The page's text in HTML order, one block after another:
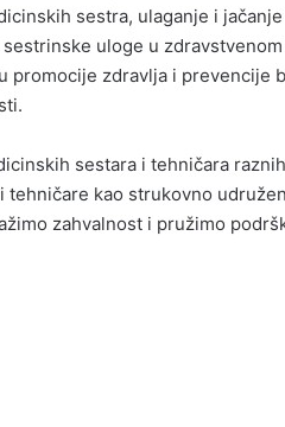
sestra, ulaganje i
uloge u
promocije zdravlja i prevencije
sestara i tehničara
kao strukovno
zahvalnost i pružimo